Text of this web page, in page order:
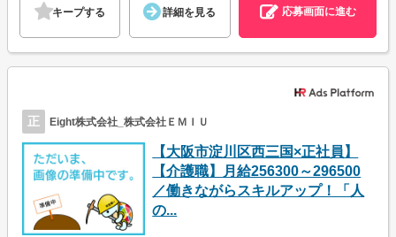
キープする 詳細を見る 応募画面に進む
正 Eight株式会社_株式会社ＥＭＩＵ
【大阪市淀川区西三国×正社員】
【介護職】月給256300～296500
／働きながらスキルアップ！「人
の...